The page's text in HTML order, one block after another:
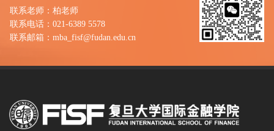
联系老师：柏老师
联系电话：021-6389 5578
联系邮箱：mba_fisf@fudan.edu.cn